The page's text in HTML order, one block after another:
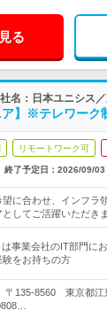
る
名：日本ユニシス
ア】※テレワー
リモートワーク可
終了予定日： 2026/09/03
望に合わせ、インフラ
してご活躍いただきま
事業会社のIT部門に
験をお持ちの方
〒135-8560 東京都